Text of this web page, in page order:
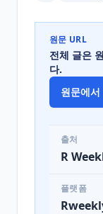
원문 URL
전체 글은
다.
원문에
출처
R
플랫폼